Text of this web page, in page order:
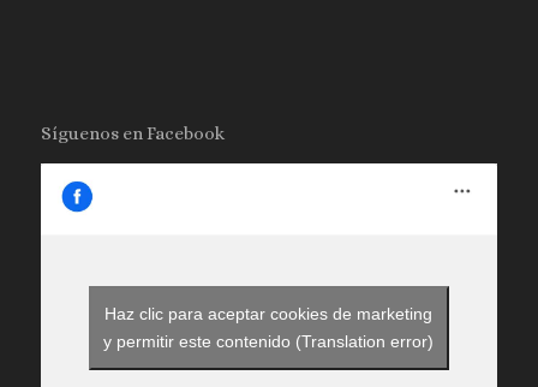
Síguenos en Facebook
Haz clic para aceptar cookies de marketing
y permitir este contenido (Translation error)